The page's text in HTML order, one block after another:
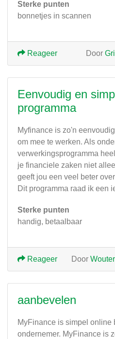
Sterke punten
bonnetjes in scannen
Door
Reageer
Eenvoudig en
programma
Myfinance is zo'n
om mee te werken. Als
verwerkingsprogramma
je financiele zaken niet
geeft jou een veel beter
Dit programma raad ik een
Sterke punten
handig, betaalbaar
Door
Reageer
aanbevelen
MyFinance is simpel online
ondernemer. MyFinance is